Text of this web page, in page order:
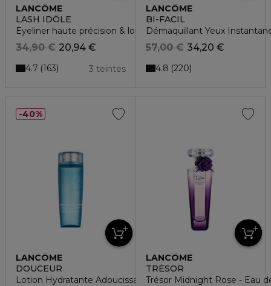
LANCÔME
LASH IDÔLE
Eyeliner haute précision & longue tenue waterproof
20,94 €
34,90 €
3 teintes
4.7 163
LANCÔME
BI-FACIL
Démaquillant Yeux
34,20 €
57,00 €
4.8 220
LANCÔME
DOUCEUR
Lotion Hydratante Adoucissante
40%
LANCÔME
TRÉSOR
Trésor Midnight Rose - Eau